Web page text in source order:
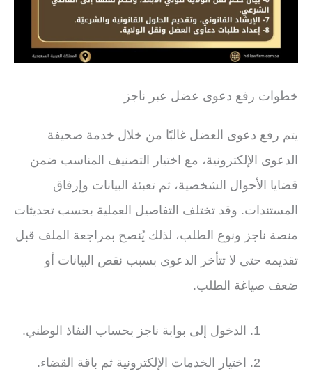
خطوات رفع دعوى عضل عبر ناجز
يتم رفع دعوى العضل غالبًا من خلال خدمة صحيفة
الدعوى الإلكترونية، مع اختيار التصنيف المناسب ضمن
قضايا الأحوال الشخصية، ثم تعبئة البيانات وإرفاق
المستندات. وقد تختلف التفاصيل العملية بحسب تحديثات
منصة ناجز ونوع الطلب، لذلك يُنصح بمراجعة الملف قبل
تقديمه حتى لا تتأخر الدعوى بسبب نقص البيانات أو
ضعف صياغة الطلب.
الدخول إلى بوابة ناجز بحساب النفاذ الوطني.
اختيار الخدمات الإلكترونية ثم باقة القضاء.